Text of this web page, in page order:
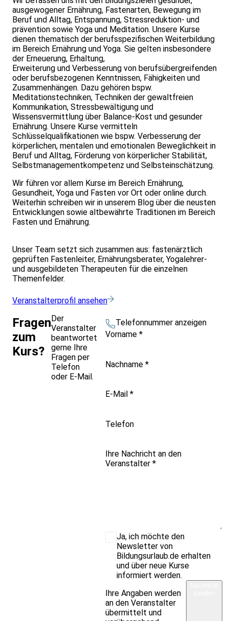
ausgewogener Ernährung, Fastenarten, Bewegung im
Beruf und Alltag, Entspannung, Stressreduktion- und
prävention sowie Yoga und Meditation. Unsere Kurse
dienen thematisch der berufsspezifischen Weiterbildung
im Bereich Ernährung und Yoga. Sie gelten insbesondere
der Erneuerung, Erhaltung,
Erweiterung und Verbesserung von berufsübergreifenden
oder berufsbezogenen Kenntnissen, Fähigkeiten und
Zusammenhängen. Dazu gehören bspw.
Meditationstechniken, Techniken der gewaltfreien
Kommunikation, Stressbewältigung und
Wissensvermittlung über Balance-Kost und gesunder
Ernährung. Unsere Kurse vermitteln
Schlüsselqualifikationen wie bspw. Verbesserung der
körperlichen, mentalen und emotionalen Beweglichkeit in
Beruf und Alltag, Förderung von körperlicher Stabilität,
Selbstmanagementkompetenz und Selbsteinschätzung.
Wir führen vor allem Kurse im Bereich Ernährung,
Gesundheit, Yoga und Fasten vor Ort oder online durch.
Weiterhin schreiben wir in unserem Blog über die neusten
Entwicklungen sowie altbewährte Traditionen im Bereich
Fasten und Ernährung.
Unser Team setzt sich zusammen aus: fastenärztlich
geprüften Fastenleiter, Ernährungsberater, Yogalehrer-
und ausgebildeten Therapeuten für die einzelnen
Themenfelder.
Veranstalterprofil ansehen
Fragen
zum
Kurs?
Der
Veranstalter
beantwortet
gerne Ihre
Fragen per
Telefon
oder E-Mail.
Telefonnummer anzeigen
Vorname *
Nachname *
E-Mail *
Telefon
Ihre Nachricht an den
Veranstalter *
Ja, ich möchte den
Newsletter von
Bildungsurlaub.de erhalten
und über neue Kurse
informiert werden.
Ihre Angaben werden
an den Veranstalter
übermittelt und